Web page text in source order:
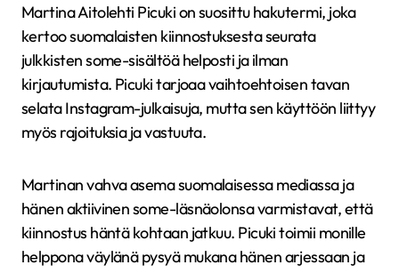
Martina Aitolehti Picuki on suosittu hakutermi, joka
kertoo suomalaisten kiinnostuksesta seurata
julkkisten some-sisältöä helposti ja ilman
kirjautumista. Picuki tarjoaa vaihtoehtoisen tavan
selata Instagram-julkaisuja, mutta sen käyttöön liittyy
myös rajoituksia ja vastuuta.
Martinan vahva asema suomalaisessa mediassa ja
hänen aktiivinen some-läsnäolonsa varmistavat, että
kiinnostus häntä kohtaan jatkuu. Picuki toimii monille
helppona väylänä pysyä mukana hänen arjessaan ja